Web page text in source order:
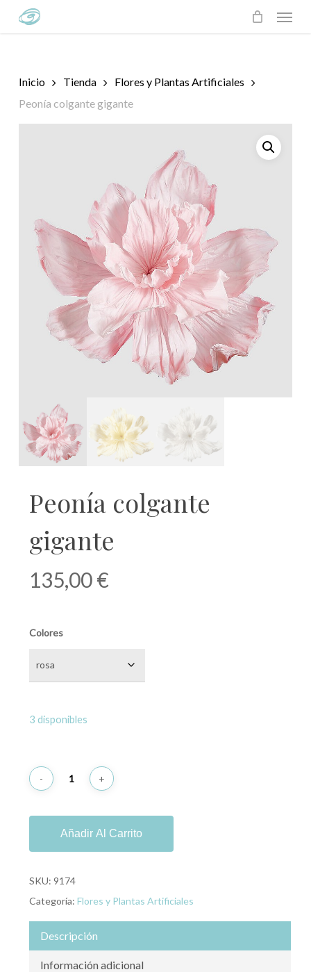
Menu
Inicio Tienda
Flores y Plantas Artificiales
Peonía colgante gigante
Peonía colgante
gigante
135,00€
Colores
3 disponibles
Añadir Al Carrito
SKU: 9174
Categoría: Flores y Plantas Artificiales
Descripción
Información adicional